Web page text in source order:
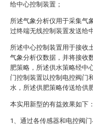
给中心控制装置；
所述气象分析仪用于采集气
过终端无线控制装置发送给
所述中心控制装置用于接收
气象分析仪数据，并将接收
肥策略，所述供水策略经中
门控制装置以控制电控阀门
水，所述供肥策略传送给供
本实用新型的有益效果如下：
1、通过各传感器和电控阀